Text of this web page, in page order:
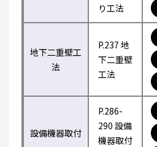
り工法
地下二重壁工
法
P.237 地
下二重壁
工法
設備機器取付
P.286-
290 設備
機器取付